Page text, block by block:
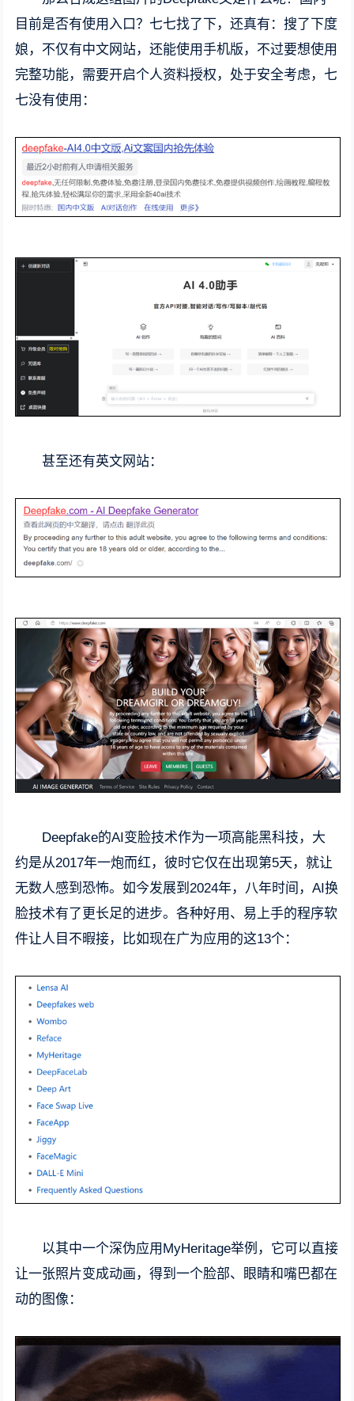
目前是否有使用入口？七七找了下，还真有：搜了下度
娘，不仅有中文网站，还能使用手机版，不过要想使用
完整功能，需要开启个人资料授权，处于安全考虑，七
七没有使用：
甚至还有英文网站：
Deepfake的AI变脸技术作为一项高能黑科技，大
约是从2017年一炮而红，彼时它仅在出现第5天，就让
无数人感到恐怖。如今发展到2024年，八年时间，AI换
脸技术有了更长足的进步。各种好用、易上手的程序软
件让人目不暇接，比如现在广为应用的这13个：
以其中一个深伪应用MyHeritage举例，它可以直接
让一张照片变成动画，得到一个脸部、眼睛和嘴巴都在
动的图像：